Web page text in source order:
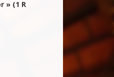
» (1 R